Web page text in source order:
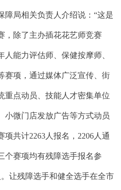
障局相关负责人介绍说：“这是
，除了主办插花花艺师竞赛
能力评估师、保健按摩师、
赛项，通过媒体广泛宣传、街
重点动员、技能人才密集单位
小微门店发放广告等方式动员
共计2263人报名，2206人通
个赛项均有残障选手报名参
让残障选手和健全选手在全市